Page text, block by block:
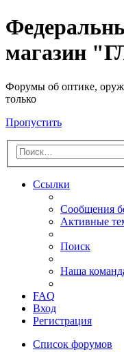
магазин
Форумы об оптике,
только
Пропустить
Ссылки
Сообщения
Активные
Поиск
Наша
FAQ
Вход
Регистрация
Список форумов